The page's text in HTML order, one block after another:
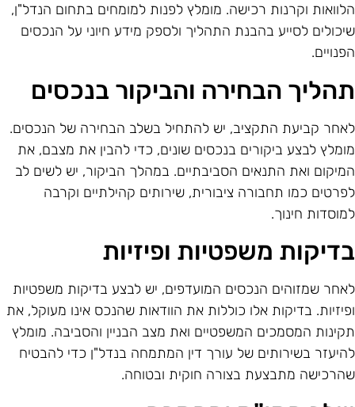
וקרנות רכישה. מומלץ לפנות למומחים בתחום הנדל"ן,
לסייע בהבנת התהליך ולספק מידע חיוני על הנכסים
הבחירה והביקור בנכסים
קביעת התקציב, יש להתחיל בשלב הבחירה של הנכסים.
לבצע ביקורים בנכסים שונים, כדי להבין את מצבם, את
ואת התנאים הסביבתיים. במהלך הביקור, יש לשים לב
כמו תחבורה ציבורית, שירותים קהילתיים וקרבה
חינוך.
משפטיות ופיזיות
שמזוהים הנכסים המועדפים, יש לבצע בדיקות משפטיות
בדיקות אלו כוללות את הוודאות שהנכס אינו מעוקל, את
המסמכים המשפטיים ואת מצב הבניין והסביבה. מומלץ
בשירותים של עורך דין המתמחה בנדל"ן כדי להבטיח
מתבצעת בצורה חוקית ובטוחה.